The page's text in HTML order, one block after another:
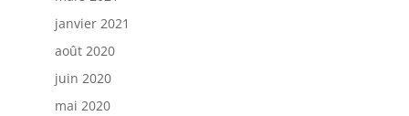
janvier 2021
août 2020
juin 2020
mai 2020